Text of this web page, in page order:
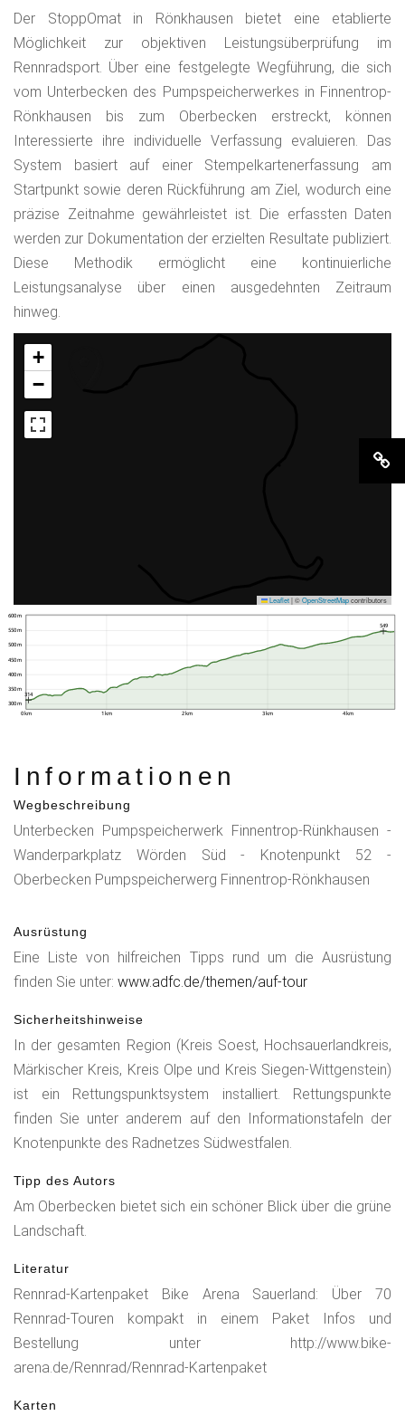
Der StoppOmat in Rönkhausen bietet eine etablierte
Möglichkeit zur objektiven Leistungsüberprüfung im
Rennradsport. Über eine festgelegte Wegführung, die sich
vom Unterbecken des Pumpspeicherwerkes in Finnentrop-
Rönkhausen bis zum Oberbecken erstreckt, können
Interessierte ihre individuelle Verfassung evaluieren. Das
System basiert auf einer Stempelkartenerfassung am
Startpunkt sowie deren Rückführung am Ziel, wodurch eine
präzise Zeitnahme gewährleistet ist. Die erfassten Daten
werden zur Dokumentation der erzielten Resultate publiziert.
Diese Methodik ermöglicht eine kontinuierliche
Leistungsanalyse über einen ausgedehnten Zeitraum
hinweg.
+
−
Leaflet|©OpenStreetMapcontributors
0 km 1 km 2 km 3 km 4 km
300 m
350 m
400 m
450 m
500 m
550 m
600 m
314
549
Informationen
Wegbeschreibung
Unterbecken Pumpspeicherwerk Finnentrop-Rünkhausen -
Wanderparkplatz Wörden Süd - Knotenpunkt 52 -
Oberbecken Pumpspeicherwerg Finnentrop-Rönkhausen
Ausrüstung
Eine Liste von hilfreichen Tipps rund um die Ausrüstung
finden Sie unter: www.adfc.de/themen/auf-tour
Sicherheitshinweise
In der gesamten Region (Kreis Soest, Hochsauerlandkreis,
Märkischer Kreis, Kreis Olpe und Kreis Siegen-Wittgenstein)
ist ein Rettungspunktsystem installiert. Rettungspunkte
finden Sie unter anderem auf den Informationstafeln der
Knotenpunkte des Radnetzes Südwestfalen.
Tipp des Autors
Am Oberbecken bietet sich ein schöner Blick über die grüne
Landschaft.
Literatur
Rennrad-Kartenpaket Bike Arena Sauerland: Über 70
Rennrad-Touren kompakt in einem Paket Infos und
Bestellung unter http://www.bike-
arena.de/Rennrad/Rennrad-Kartenpaket
Karten